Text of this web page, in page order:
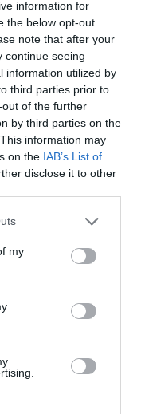
information for
the below opt-out
note that after your
continue seeing
information utilized by
third parties prior to
of the further
by third parties on the
information may
on the IAB’s List of
disclose it to other
one or more Google
You may click to
third-party tags to
in below Google
my